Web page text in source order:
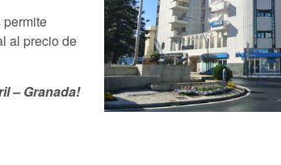
permite
al precio de
– Granada!